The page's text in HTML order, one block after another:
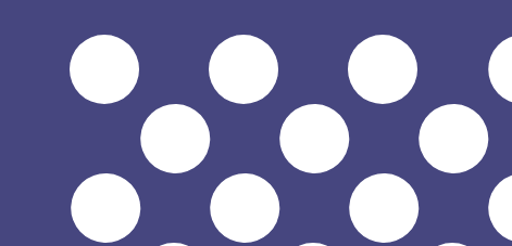
USD Dólar americano
000268
USD
Taxa de mercado médio às 10:08 UTC